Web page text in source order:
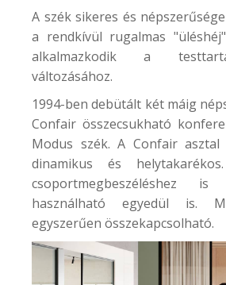
A szék sikeres és
a rendkívül rugalmas
alkalmazkodik a
változásához.
1994-ben debütált két máig
Confair összecsukható
Modus szék. A Confair asztal
dinamikus és
csoportmegbeszéléshez
használható egyedül is.
egyszerűen összekapcsolható.